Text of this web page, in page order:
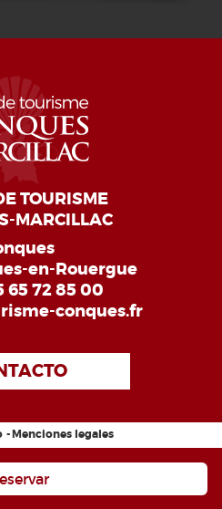
TOURISME
MARCILLAC
en-Rouergue
65 72 85 00
conques.fr
Menciones legales